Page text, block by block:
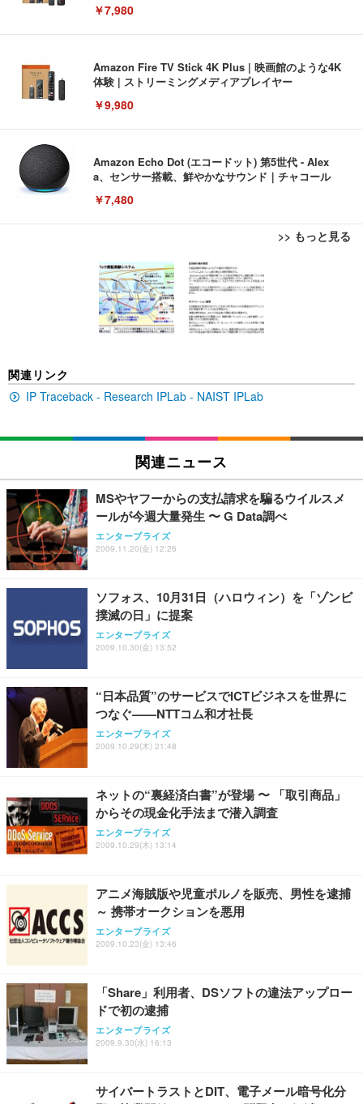
￥7,980
Amazon Fire TV Stick 4K Plus | 映画館のような4K
体験 | ストリーミングメディアプレイヤー
￥9,980
Amazon Echo Dot (エコードット) 第5世代 - Alex
a、センサー搭載、鮮やかなサウンド｜チャコール
￥7,480
>> もっと見る
[EdoErgo] オフィスチェア 椅子 テレワーク 疲れな
い 跳ね上げ式アームレスト コンパクト 約105度ロッ
キング pc 事務椅子 360度回転 座面昇降 強化ナイロ
ン樹脂ベース 通気性メッシュ 在宅ワーク H-WY01
(黒網+黒枠+黒足)
￥5,699
ュチェア 人間工学 疲れない ブラック
Sezlife オフィスチェア デスクチェア 疲れない テレ
ワーク チェア 強化バックレスト 30度ロッキング機
レスト 3Dヘッドレスト ハンガー付き 高反発クッシ
ョン PCチェア 通気性メッシュ ゲーミング/勉強/事
務用 おしゃれ パソコンチェア (ブラック)
￥7,680
Sezlife オフィスチェア デスクチェア 疲れない テレ
レスト 3Dヘッドレスト ハンガー付き 高反発クッシ
ョン PCチェア 通気性メッシュ ゲーミング/勉強/事
務用 おしゃれ パソコンチェア (ホワイト)
￥7,680
ANDWINT オフィスチェア デスクチェア 肘なし メ
ト 幅52×奥行58.5×高さ84～96cm テレワーク 在宅
勤務 ブラック
￥4,139
EIZO ビジネス向けプレミアムモニター | FlexScan
EV3240X-WT | 31.5型4K UHD・USB Type-C・ホワ
イト
￥105,595
イト
【純正品】27"ゲーミングモニター DualSense 充電
フック付き（CFI-ZDM1J）
￥49,979
【整備済み品】Dell E2724HS 27インチ 液晶モニタ
応 ComfortView ビジネス向け
￥15,800
【MiniLED/24.5inch/280Hz/FHD】GRAPHT THE S
像低減 (3年保証 | 輝点保証 | 日本メーカー)
￥34,980
Amazonベーシック ペットシーツ 薄型 レギュラー 1
回使い捨て 無香料 ホワイト 300枚
￥3,373
x2袋(84枚) ホワイト(吸収面:ライトブルー)
ネオ・ルーライフ ネオ・オムツ L 中型犬用 26枚入
り 単品
￥1,800
Smart Basic(スマートベーシック) 【Amazon.co.jp
￥3,670
アイリスオーヤマ ペットシーツ 超厚型 お徳用 レギ
￥3,731
関連リンク
IP Traceback - Research IPLab - NAIST IPLab
関連ニュース
MSやヤフーからの支払請求を騙るウイルスメ
ールが今週大量発生 〜 G Data調べ
エンタープライズ
2009.11.20(金) 12:26
ソフォス、10月31日（ハロウィン）を「ゾンビ
撲滅の日」に提案
エンタープライズ
2009.10.30(金) 13:52
“日本品質”のサービスでICTビジネスを世界に
つなぐ——NTTコム和才社長
エンタープライズ
2009.10.29(木) 21:48
ネットの“裏経済白書”が登場 〜 「取引商品」
からその現金化手法まで潜入調査
エンタープライズ
2009.10.29(木) 13:14
アニメ海賊版や児童ポルノを販売、男性を逮捕
～ 携帯オークションを悪用
エンタープライズ
2009.10.23(金) 13:46
「Share」利用者、DSソフトの違法アップロー
ドで初の逮捕
エンタープライズ
2009.9.30(水) 16:13
サイバートラストとDIT、電子メール暗号化分